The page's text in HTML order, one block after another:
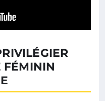
FÉMININ